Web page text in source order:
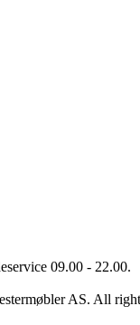
09.00 - 22.00.
AS. All